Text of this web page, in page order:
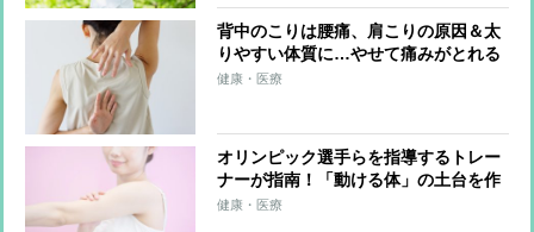
背中のこりは腰痛、肩こりの原因＆太
りやすい体質に…やせて痛みがとれる
「1日3分の背中ストレッチ」を整体師
健康・医療
オリンピック選手らを指導するトレー
ナーが指南！「動ける体」の土台を作
る簡単メソッド「ふるふる」とは？
健康・医療